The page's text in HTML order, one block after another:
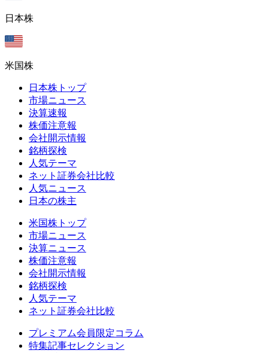
日本株
米国株
日本株トップ
市場ニュース
決算速報
株価注意報
会社開示情報
銘柄探検
人気テーマ
ネット証券会社比較
人気ニュース
日本の株主
米国株トップ
市場ニュース
決算ニュース
株価注意報
会社開示情報
銘柄探検
人気テーマ
ネット証券会社比較
プレミアム会員限定コラム
特集記事セレクション